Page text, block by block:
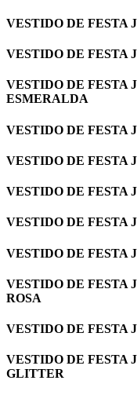
VESTIDO DE FESTA
VESTIDO DE FESTA
VESTIDO DE FESTA
ESMERALDA
VESTIDO DE FESTA
VESTIDO DE FESTA
VESTIDO DE FESTA
VESTIDO DE FESTA
VESTIDO DE FESTA
VESTIDO DE FESTA
ROSA
VESTIDO DE FESTA
VESTIDO DE FESTA
GLITTER